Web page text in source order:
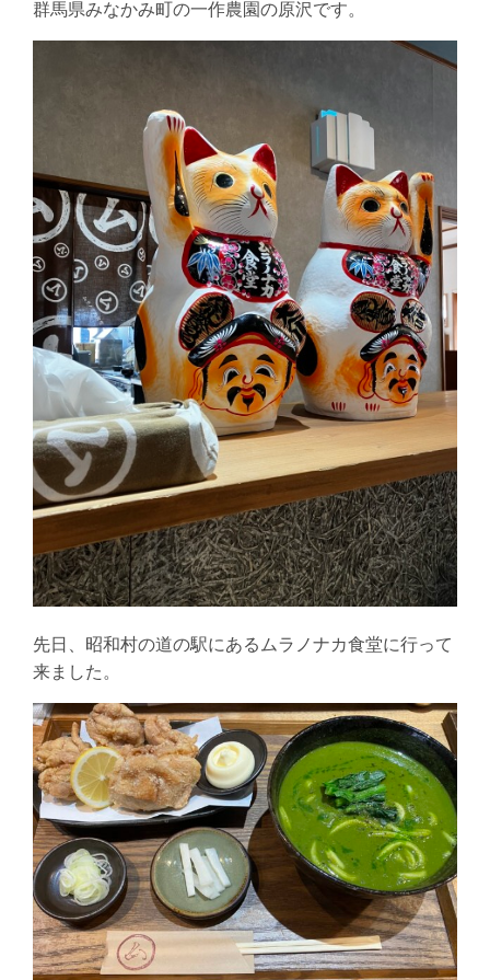
群馬県みなかみ町の一作農園の原沢です。
先日、昭和村の道の駅にあるムラノナカ食堂に行って
来ました。